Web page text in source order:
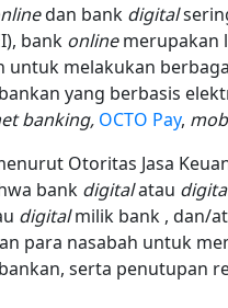
dan bank digital
bank onlinemerupakan
untuk melakukan
yang berbasis
banking, OCTO Pay,
Otoritas Jasa
bank digitalatau
digitalmilik bank , dan/
para nasabah untuk
serta penutupan